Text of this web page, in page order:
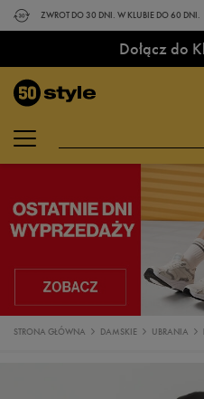
ZWROT DO 30 DNI. W KLUBIE DO 60 DNI.
Dołącz do
STRONA GŁÓWNA DAMSKIE UBRANIA